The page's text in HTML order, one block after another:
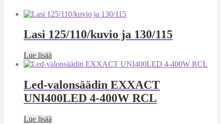
Lasi 125/110/kuvio ja 130/115
Lue lisää
Led-valonsäädin EXXACT
UNI400LED 4-400W RCL
Lue lisää